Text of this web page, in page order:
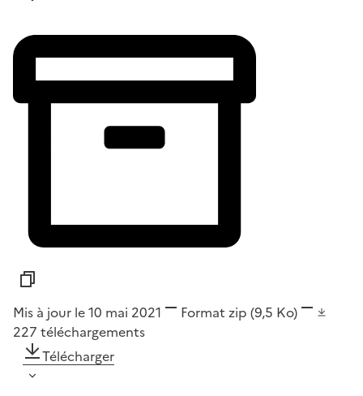
Mis à jour le 10 mai 2021 Format zip (9,5 Ko)
227 téléchargements
Télécharger